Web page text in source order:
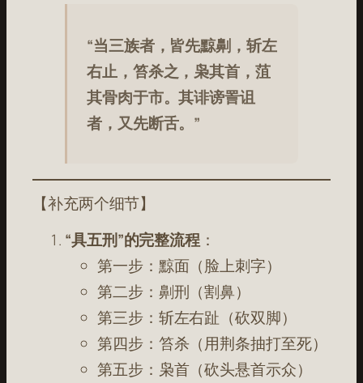
“当三族者，皆先黥劓，斩左
右止，笞杀之，枭其首，菹
其骨肉于市。其诽谤詈诅
者，又先断舌。”
【补充两个细节】
“具五刑”的完整流程 ：
第一步：黥面（脸上刺字）
第二步：劓刑（割鼻）
第三步：斩左右趾（砍双脚）
第四步：笞杀（用荆条抽打至死）
第五步：枭首（砍头悬首示众）